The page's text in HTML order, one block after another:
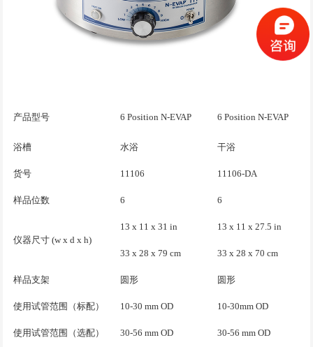
产品型号 6 Position N-EVAP 6 Position N-EVAP
浴槽 水浴 干浴
货号 11106 11106-DA
样品位数 6 6
仪器尺寸 (w x d x h)
13 x 11 x 31 in 13 x 11 x 27.5 in
33 x 28 x 79 cm 33 x 28 x 70 cm
样品支架 圆形 圆形
使用试管范围（标配） 10-30 mm OD 10-30mm OD
使用试管范围（选配） 30-56 mm OD 30-56 mm OD